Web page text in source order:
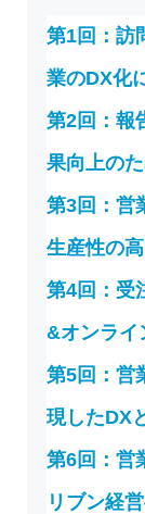
第1回：訪
業のDX化
第2回：報
果向上の
第3回：営
生産性の
第4回：受
&オンライ
第5回：営
現したDX
第6回：営
リブン経